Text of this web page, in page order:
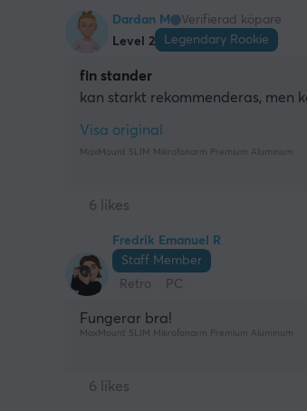
Dardan M
Verifierad köpare
Level 2
Legendary Rookie
fin stander
kan starkt rekommenderas, men
Visa original
MaxMount SLIM Mikrofonarm Premium Aluminum
6 likes
Fredrik Emanuel R
Staff Member
Retro
PC
Fungerar bra!
MaxMount SLIM Mikrofonarm Premium Aluminum
6 likes